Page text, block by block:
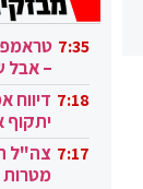
7:35
– אבל
בעזה 7:18 דיווח
7:17 צה"ל
מטרות